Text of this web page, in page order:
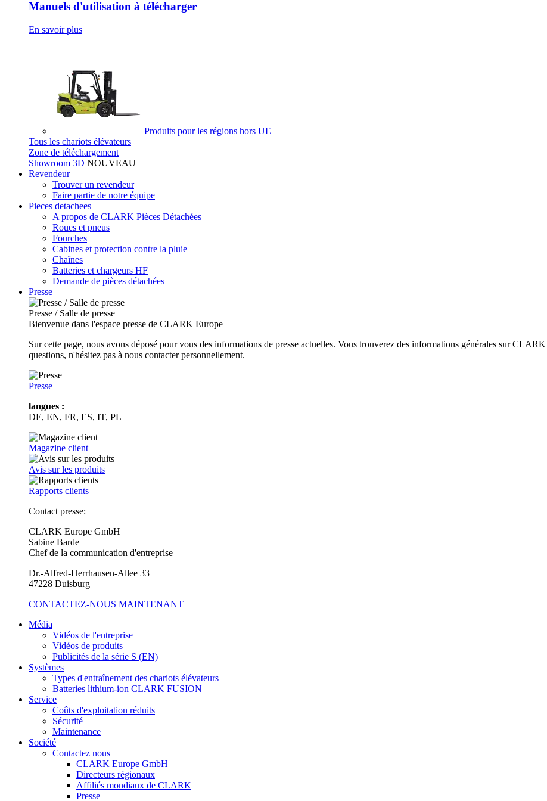
Manuels d'utilisation à télécharger
En savoir plus
Produits pour les régions hors UE
Tous les chariots élévateurs
Zone de téléchargement
Showroom 3D NOUVEAU
Revendeur
Trouver un revendeur
Faire partie de notre équipe
Pieces detachees
A propos de CLARK Pièces Détachées
Roues et pneus
Fourches
Cabines et protection contre la pluie
Chaînes
Batteries et chargeurs HF
Demande de pièces détachées
Presse
Presse / Salle de presse
Bienvenue dans l'espace presse de CLARK Europe
Sur cette page, nous avons déposé pour vous des informations de presse actuelles. Vous trouverez des informations générales sur
questions, n'hésitez pas à nous contacter personnellement.
Presse
langues :
DE, EN, FR, ES, IT, PL
Magazine client
Avis sur les produits
Rapports clients
Contact presse:
CLARK Europe GmbH
Sabine Barde
Chef de la communication d'entreprise
Dr.-Alfred-Herrhausen-Allee 33
47228 Duisburg
CONTACTEZ-NOUS MAINTENANT
Média
Vidéos de l'entreprise
Vidéos de produits
Publicités de la série S (EN)
Systèmes
Types d'entraînement des chariots élévateurs
Batteries lithium-ion CLARK FUSION
Service
Coûts d'exploitation réduits
Sécurité
Maintenance
Société
Contactez nous
CLARK Europe GmbH
Directeurs régionaux
Affiliés mondiaux de CLARK
Presse